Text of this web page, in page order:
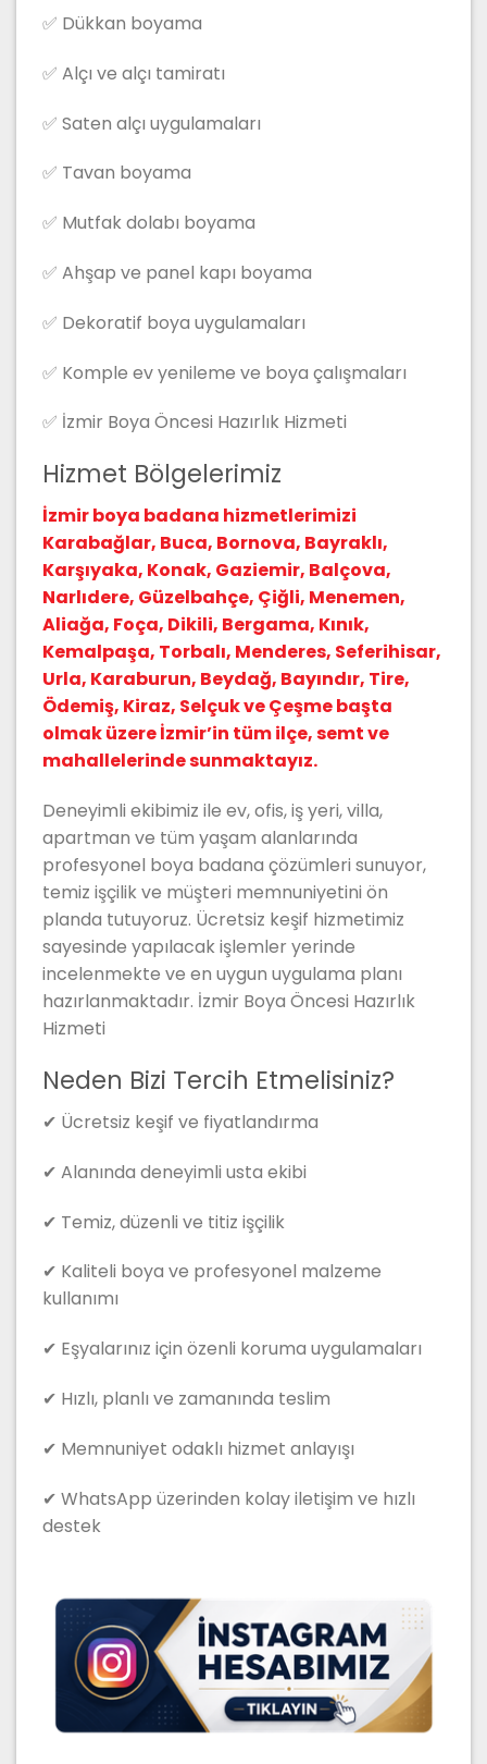
✅ Dükkan boyama
✅ Alçı ve alçı tamiratı
✅ Saten alçı uygulamaları
✅ Tavan boyama
✅ Mutfak dolabı boyama
✅ Ahşap ve panel kapı boyama
✅ Dekoratif boya uygulamaları
✅ Komple ev yenileme ve boya çalışmaları
✅ İzmir Boya Öncesi Hazırlık Hizmeti
Hizmet Bölgelerimiz
İzmir boya badana hizmetlerimizi
Karabağlar, Buca, Bornova, Bayraklı,
Karşıyaka, Konak, Gaziemir, Balçova,
Narlıdere, Güzelbahçe, Çiğli, Menemen,
Aliağa, Foça, Dikili, Bergama, Kınık,
Kemalpaşa, Torbalı, Menderes, Seferihisar,
Urla, Karaburun, Beydağ, Bayındır, Tire,
Ödemiş, Kiraz, Selçuk ve Çeşme başta
olmak üzere İzmir’in tüm ilçe, semt ve
mahallelerinde sunmaktayız.
Deneyimli ekibimiz ile ev, ofis, iş yeri, villa,
apartman ve tüm yaşam alanlarında
profesyonel boya badana çözümleri sunuyor,
temiz işçilik ve müşteri memnuniyetini ön
planda tutuyoruz. Ücretsiz keşif hizmetimiz
sayesinde yapılacak işlemler yerinde
incelenmekte ve en uygun uygulama planı
hazırlanmaktadır. İzmir Boya Öncesi Hazırlık
Hizmeti
Neden Bizi Tercih Etmelisiniz?
✔ Ücretsiz keşif ve fiyatlandırma
✔ Alanında deneyimli usta ekibi
✔ Temiz, düzenli ve titiz işçilik
✔ Kaliteli boya ve profesyonel malzeme
kullanımı
✔ Eşyalarınız için özenli koruma uygulamaları
✔ Hızlı, planlı ve zamanında teslim
✔ Memnuniyet odaklı hizmet anlayışı
✔ WhatsApp üzerinden kolay iletişim ve hızlı
destek